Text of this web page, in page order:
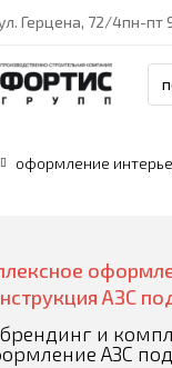
Герцена, 72/4пн-пт
оформление
АЗС
и
АЗС